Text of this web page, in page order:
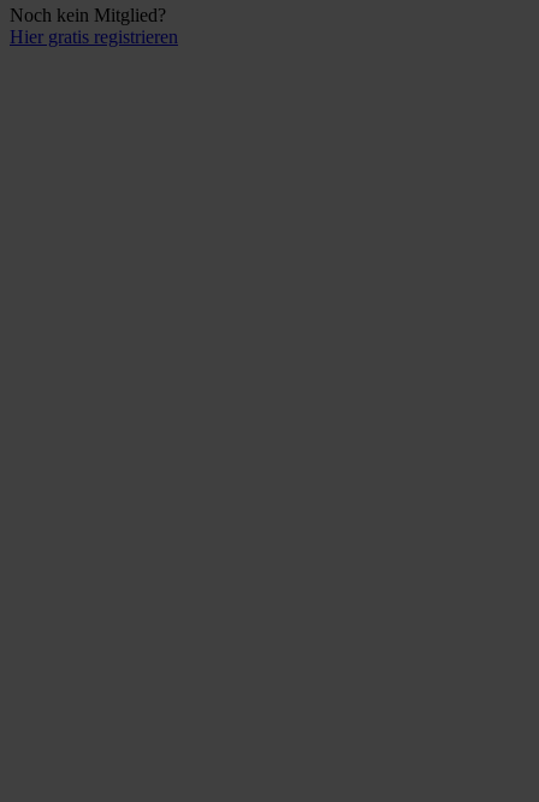
Noch kein Mitglied?
Hier gratis registrieren